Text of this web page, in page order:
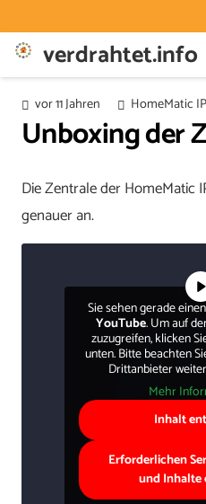
verdrahtet.info
vor 11 Jahren HomeMatic IP
Unboxing der
Die Zentrale der HomeMatic
genauer an.
Sie sehen gerade
YouTube. Um auf
zuzugreifen, klicken
unten. Bitte beachten
Drittanbieter
Mehr
Inhalt
Erforderlichen
und Inhalte